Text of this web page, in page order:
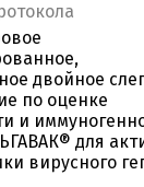
двойное
по оценке
и
для
вирусного